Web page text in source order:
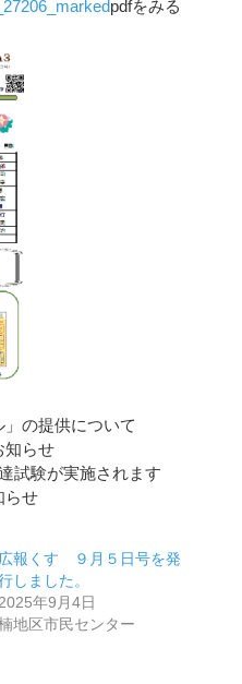
pdfをみる
の提供について
知らせ
試験が実施されます
らせ
広報くす ９月５日号を発
しました。
年9月4日
地区市民センター